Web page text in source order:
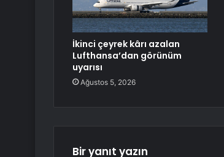
İkinci çeyrek kârı azalan
Lufthansa’dan görünüm
uyarısı
Ağustos 5, 2026
Bir yanıt yazın